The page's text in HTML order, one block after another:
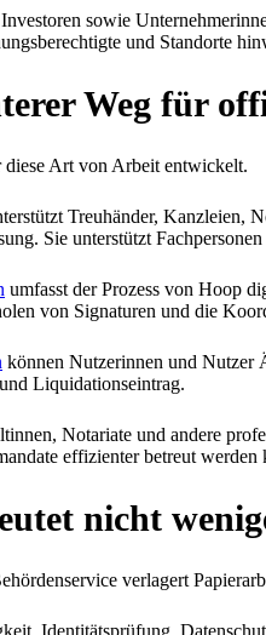
sowie
und Standorte
Weg für
Art von Arbeit entwickelt.
Treuhänder, Kanzleien,
Sie unterstützt
umfasst der Prozess von Hoop
von Signaturen und die
können Nutzerinnen und Nutzer
Liquidationseintrag.
Notariate und andere
effizienter betreut werden
nicht
verlagert
Identitätsprüfung,